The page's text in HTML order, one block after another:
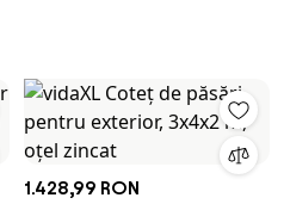
1.428,99 RON